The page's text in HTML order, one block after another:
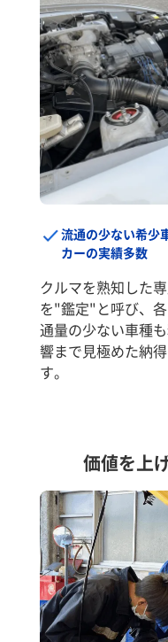
流通の少ない希少
カーの実績多数
クルマを熟知した
を"鑑定"と呼び、
通量の少ない車種
響まで見極めた納
す。
価値を上